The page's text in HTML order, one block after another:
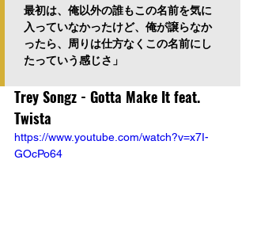
最初は、俺以外の誰もこの名前を気に
入っていなかったけど、俺が譲らなか
ったら、周りは仕方なくこの名前にし
たっていう感じさ」
Trey Songz - Gotta Make It feat.
Twista
https://www.youtube.com/watch?v=x7I-
GOcPo64